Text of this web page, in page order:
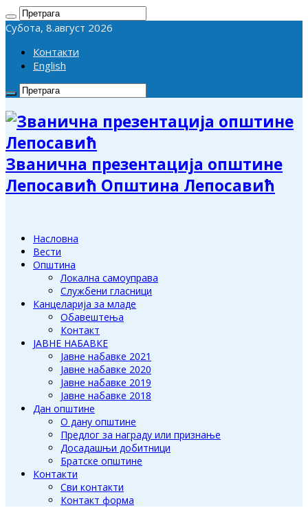
Субота, 8.август 2026
Контакти
English
Званична презентација општине
Лепосавић Општина Лепосавић
Насловна
Вести
Општина
Локална самоуправа
Службени гласници
Канцеларија за младе
Обавештења
Контакт
ЈАВНЕ НАБАВКЕ
Јавне набавке 2021
Јавне набавке 2020
Јавне набавке 2019
Јавне набавке 2018
Дан општине
О дану општине
Предлог за награду или признање
Досадашњи добитници
Братске општине
Контакти
Сви контакти
Контакт форма